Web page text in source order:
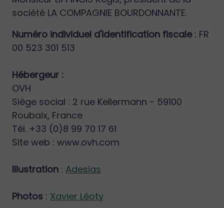
société LA COMPAGNIE BOURDONNANTE.
Numéro individuel d'identification fiscale: FR
00 523 301 513
Hébergeur :
OVH
Siège social : 2 rue Kellermann - 59100
Roubaix, France
Tél. +33 (0)8 99 70 17 61
Site web : www.ovh.com
Illustration : Adesias
Photos : Xavier Léoty